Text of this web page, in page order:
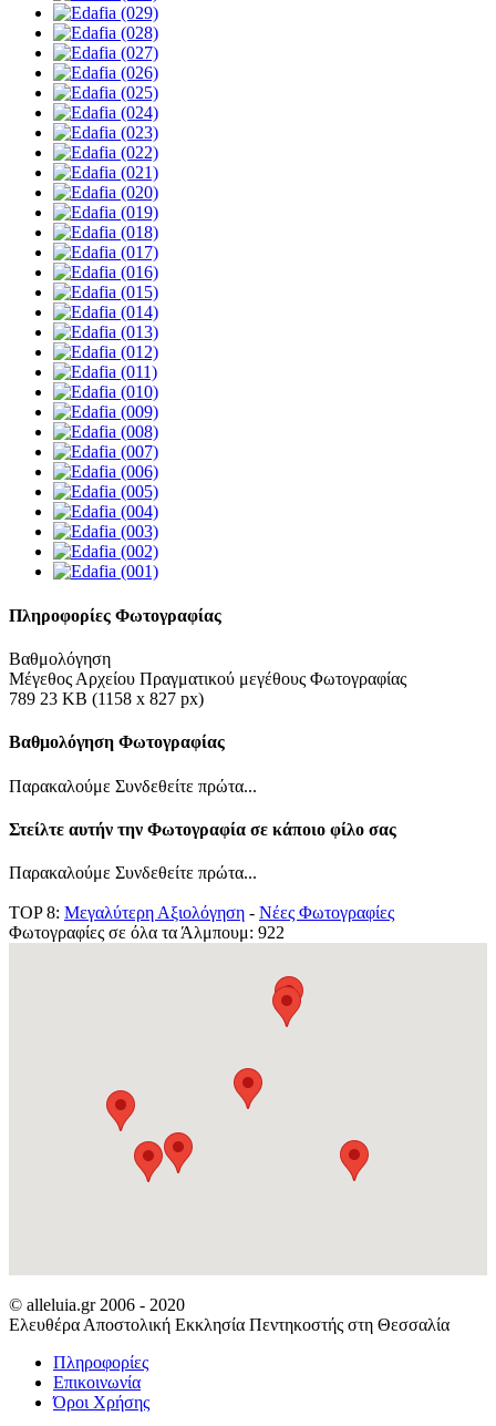
Πληροφορίες Φωτογραφίας
Βαθμολόγηση
Μέγεθος Αρχείου Πραγματικού μεγέθους Φωτογραφίας
789 23 KB (1158 x 827 px)
Βαθμολόγηση Φωτογραφίας
Παρακαλούμε Συνδεθείτε πρώτα...
Στείλτε αυτήν την Φωτογραφία σε κάποιο φίλο σας
Παρακαλούμε Συνδεθείτε πρώτα...
TOP 8: Μεγαλύτερη Αξιολόγηση - Νέες Φωτογραφίες
Φωτογραφίες σε όλα τα Άλμπουμ: 922
© alleluia.gr 2006 - 2020
Ελευθέρα Αποστολική Εκκλησία Πεντηκοστής στη Θεσσαλία
Πληροφορίες
Επικοινωνία
Όροι Χρήσης